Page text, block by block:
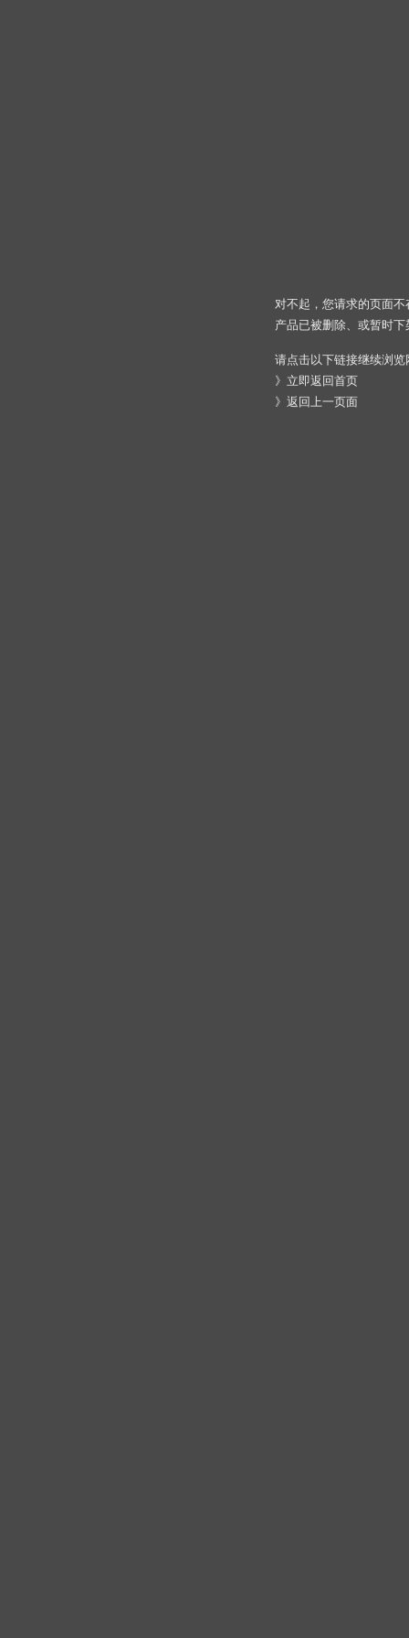
对不起，您请求的页面
产品已被删除、或暂时下
请点击以下链接继续浏览
》 立即返回首页
》 返回上一页面